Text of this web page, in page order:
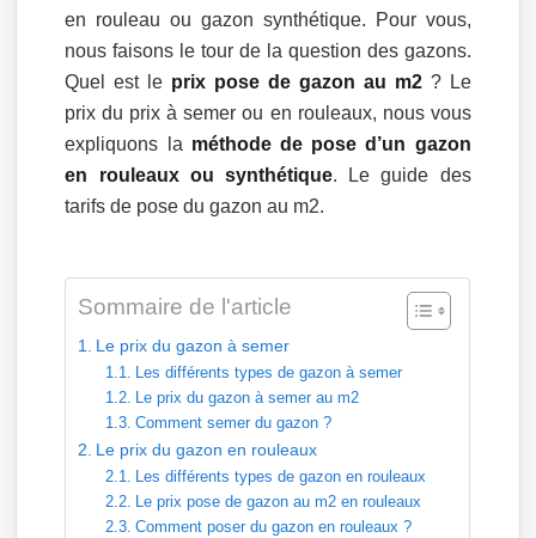
en rouleau ou gazon synthétique. Pour vous,
nous faisons le tour de la question des gazons.
Quel est le prix pose de gazon au m2? Le
prix du prix à semer ou en rouleaux, nous vous
expliquons la méthode de pose d’un gazon
en rouleaux ou synthétique. Le guide des
tarifs de pose du gazon au m2.
Sommaire de l'article
Le prix du gazon à semer
Les différents types de gazon à semer
Le prix du gazon à semer au m2
Comment semer du gazon ?
Le prix du gazon en rouleaux
Les différents types de gazon en rouleaux
Le prix pose de gazon au m2 en rouleaux
Comment poser du gazon en rouleaux ?